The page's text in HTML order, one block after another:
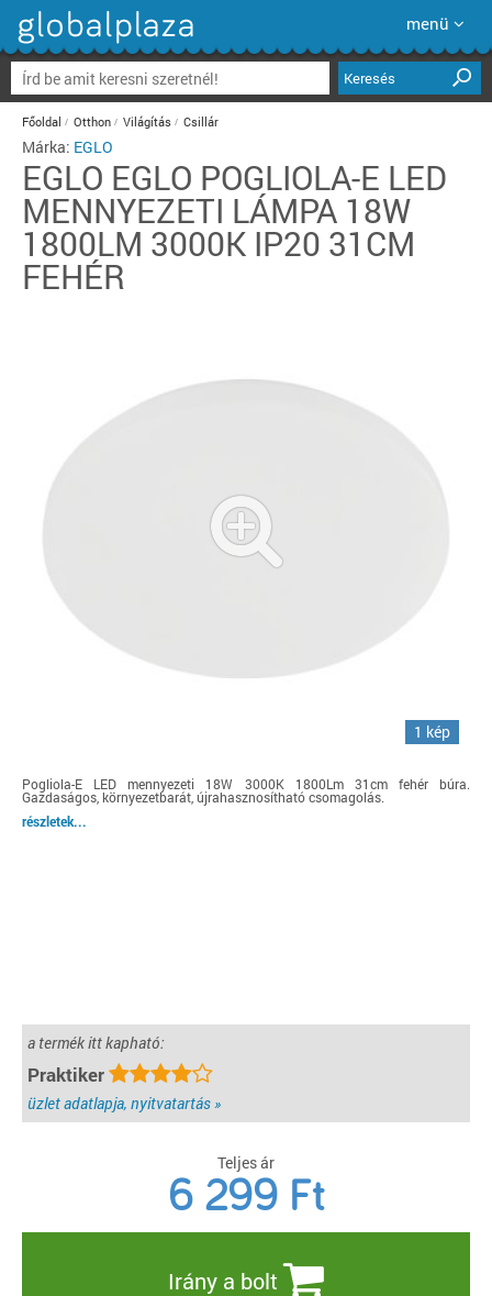
menü
Keresés
Főoldal Otthon Világítás Csillár
Márka: EGLO
EGLO EGLO POGLIOLA-E LED
MENNYEZETI LÁMPA 18W
1800LM 3000K IP20 31CM
FEHÉR
1 kép
Pogliola-E LED mennyezeti 18W 3000K 1800Lm 31cm fehér búra.
Gazdaságos, környezetbarát, újrahasznosítható csomagolás.
részletek...
a termék itt kapható:
Praktiker
üzlet adatlapja, nyitvatartás »
Teljes ár
6 299 Ft
Irány a bolt